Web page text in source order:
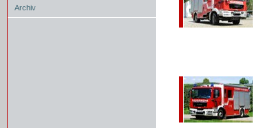
Archiv